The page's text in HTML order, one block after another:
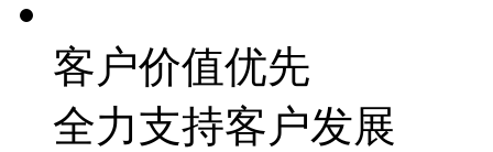
客户价值优先
全力支持客户发展